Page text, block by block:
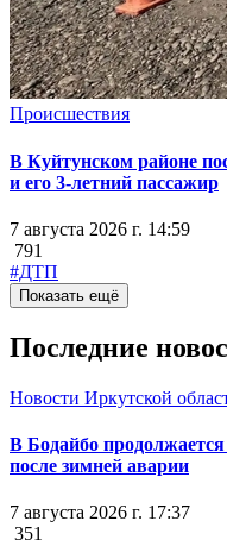
Происшествия
В Куйтунском районе
и его 3-летний пассажир
7 августа 2026 г. 14:59
791
#ДТП
Показать ещё
Последние
Новости Иркутской
В Бодайбо
после зимней аварии
7 августа 2026 г. 17:37
351